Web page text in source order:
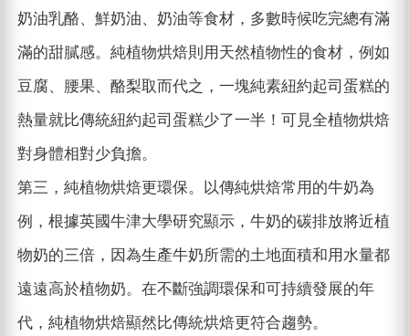
奶油乳酪、鮮奶油、奶油等食材，多數時候吃完總有滿
滿的甜膩感。純植物烘焙則用天然植物性的食材，例如
豆腐、腰果、酪梨取而代之，一塊純素紐約起司蛋糕的
熱量就比傳統紐約起司蛋糕少了一半！可見全植物烘焙
對身體相對少負擔。
第三，純植物烘焙更環保。以傳純烘焙常用的牛奶為
例，根據英國牛津大學研究顯示，牛奶的碳排放將近植
物奶的三倍，因為生產牛奶所需的土地面積和用水量都
遠遠高於植物奶。在不斷強調環保和可持續發展的年
代，純植物烘焙顯然比傳統烘焙更符合趨勢。